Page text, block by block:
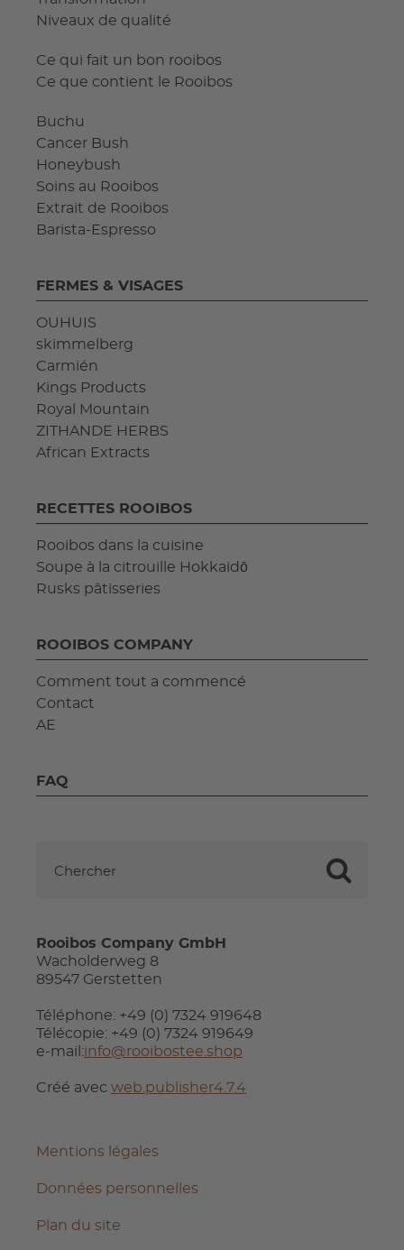
Niveaux de qualité
Ce qui fait un bon rooibos
Ce que contient le Rooibos
Buchu
Cancer Bush
Honeybush
Soins au Rooibos
Extrait de Rooibos
Barista-Espresso
FERMES & VISAGES
OUHUIS
skimmelberg
Carmién
Kings Products
Royal Mountain
ZITHANDE HERBS
African Extracts
RECETTES ROOIBOS
Rooibos dans la cuisine
Soupe à la citrouille Hokkaidō
Rusks pâtisseries
ROOIBOS COMPANY
Comment tout a commencé
Contact
AE
FAQ
Rooibos Company GmbH
Wacholderweg 8
89547 Gerstetten
Téléphone: +49 (0) 7324 919648
Télécopie: +49 (0) 7324 919649
e-mail:info@rooibostee.shop
Créé avec web.publisher4.7.4
Mentions légales
Données personnelles
Plan du site